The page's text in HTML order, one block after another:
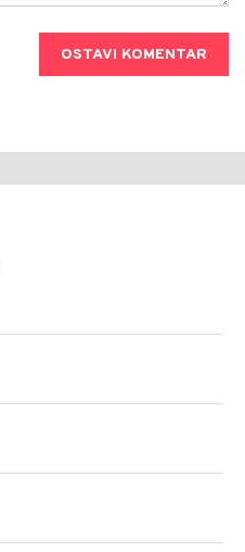
OSTAVI KOMENTAR